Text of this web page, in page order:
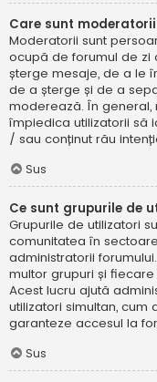
Care sunt
Moderatorii sunt
ocupă de forumul de zi
șterge mesaje, de a le
de a șterge și de a
moderează. În
împiedica utilizatorii să
/ sau conținut rău
Sus
Ce sunt grupurile de
Grupurile de utilizatori
comunitatea în
administratorii
multor grupuri și
Acest lucru ajută
utilizatori simultan,
garanteze accesul la
Sus